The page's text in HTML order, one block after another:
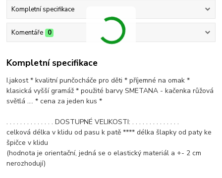
Kompletní specifikace
Komentáře 0
Kompletní specifikace
I.jakost * kvalitní punčocháče pro děti * příjemné na omak *
klasická vyšší gramáž * použité barvy SMETANA - kačenka růžová
světlá .... * cena za jeden kus *
. . . . . . . . . . . . . . DOSTUPNÉ VELIKOSTI: . . . . . . . . . . . . . .
celková délka v klidu od pasu k patě **** délka šlapky od paty ke
špičce v klidu
(hodnota je orientační, jedná se o elastický materiál a +- 2 cm
nerozhodují)